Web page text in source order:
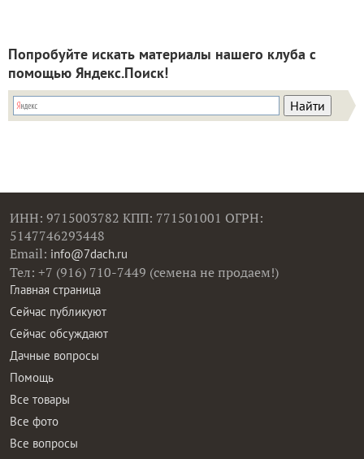
Попробуйте искать материалы нашего клуба с
помощью Яндекс.Поиск!
ИНН: 9715003782 КПП: 771501001 ОГРН:
5147746293448
Email: info@7dach.ru
Тел: +7 (916) 710-7449 (семена не продаем!)
Главная страница
Сейчас публикуют
Сейчас обсуждают
Дачные вопросы
Помощь
Все товары
Все фото
Все вопросы